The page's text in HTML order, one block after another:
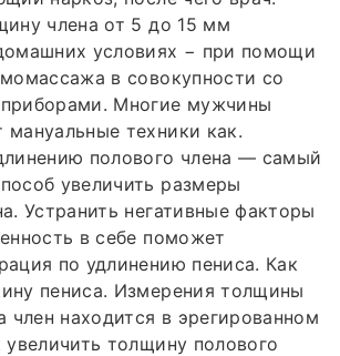
члена от 5 до 15 мм
условиях − при помощи
в совокупности со
Многие мужчины
мануальные техники как.
полового члена — самый
увеличить размеры
Устранить негативные факторы
в себе поможет
по удлинению пениса. Как
пениса. Измерения толщины
член находится в эрегированном
толщину полового